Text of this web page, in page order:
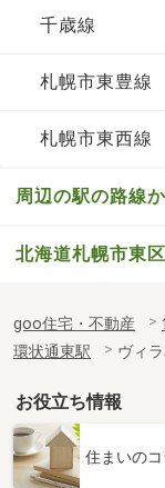
千歳線
札幌市東豊線
札幌市東西線
周辺の駅の路線
北海道札幌市東
goo住宅・不動産
環状通東駅
ヴィ
お役立ち情報
住まいの